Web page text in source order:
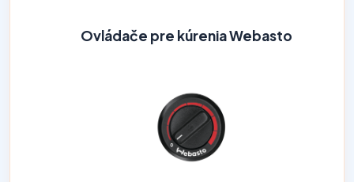
Ovládače pre kúrenia Webasto